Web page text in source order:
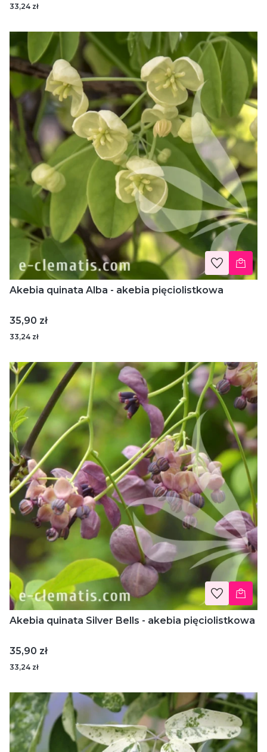
33,24 zł
Akebia quinata Alba - akebia pięciolistkowa
Cena
35,90 zł
33,24 zł
Akebia quinata Silver Bells - akebia pięciolistkowa
Cena
35,90 zł
33,24 zł